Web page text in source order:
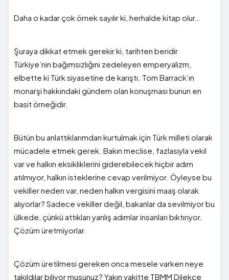
Daha o kadar çok örnek sayılır ki, herhalde kitap olur…
Şuraya dikkat etmek gerekir ki, tarihten beridir
Türkiye’nin bağımsızlığını zedeleyen emperyalizm,
elbette ki Türk siyasetine de karıştı. Tom Barrack’ın
monarşi hakkındaki gündem olan konuşması bunun en
basit örneğidir.
Bütün bu anlattıklarımdan kurtulmak için Türk milleti olarak
mücadele etmek gerek. Bakın meclise, fazlasıyla vekil
var ve halkın eksikliklerini giderebilecek hiçbir adım
atılmıyor, halkın isteklerine cevap verilmiyor. Öyleyse bu
vekiller neden var, neden halkın vergisini maaş olarak
alıyorlar? Sadece vekiller değil, bakanlar da sevilmiyor bu
ülkede, çünkü attıkları yanlış adımlar insanları bıktırıyor.
Çözüm üretmiyorlar.
Çözüm üretilmesi gereken onca mesele varken neye
takıldılar biliyor musunuz? Yakın vakitte TBMM Dilekçe